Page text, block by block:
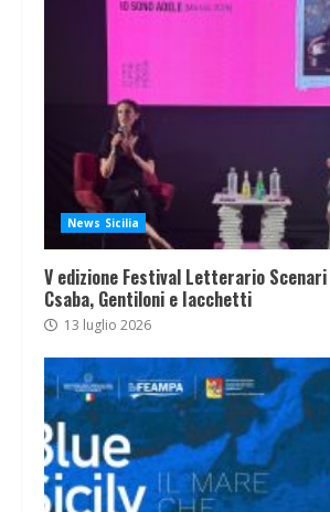
News Sicilia
V edizione Festival Letterario
Csaba, Gentiloni e Iacchetti
13 luglio 2026